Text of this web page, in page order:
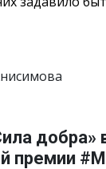
премии